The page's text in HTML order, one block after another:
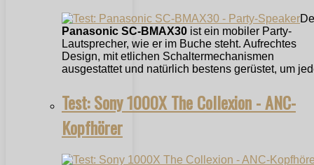
Panasonic SC-BMAX30 ist ein mobiler Party-
Lautsprecher, wie er im Buche steht. Aufrechtes
Design, mit etlichen Schaltermechanismen
ausgestattet und natürlich bestens gerüstet, um
Test: Sony 1000X The Collexion - ANC-
Kopfhörer